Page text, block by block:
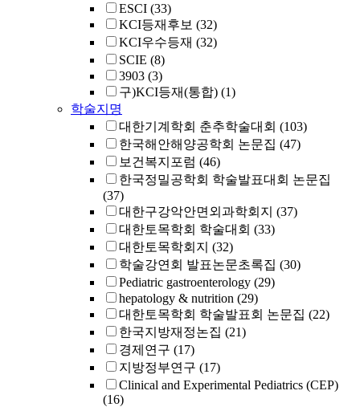
ESCI (33)
KCI등재후보 (32)
KCI우수등재 (32)
SCIE (8)
3903 (3)
구)KCI등재(통합) (1)
학술지명
대한기계학회 춘추학술대회 (103)
한국해안해양공학회 논문집 (47)
보건복지포럼 (46)
한국정밀공학회 학술발표대회 논문집
(37)
대한구강악안면외과학회지 (37)
대한토목학회 학술대회 (33)
대한토목학회지 (32)
학술강연회 발표논문초록집 (30)
Pediatric gastroenterology (29)
hepatology & nutrition (29)
대한토목학회 학술발표회 논문집 (22)
한국지방재정논집 (21)
경제연구 (17)
지방정부연구 (17)
Clinical and Experimental Pediatrics (CEP)
(16)